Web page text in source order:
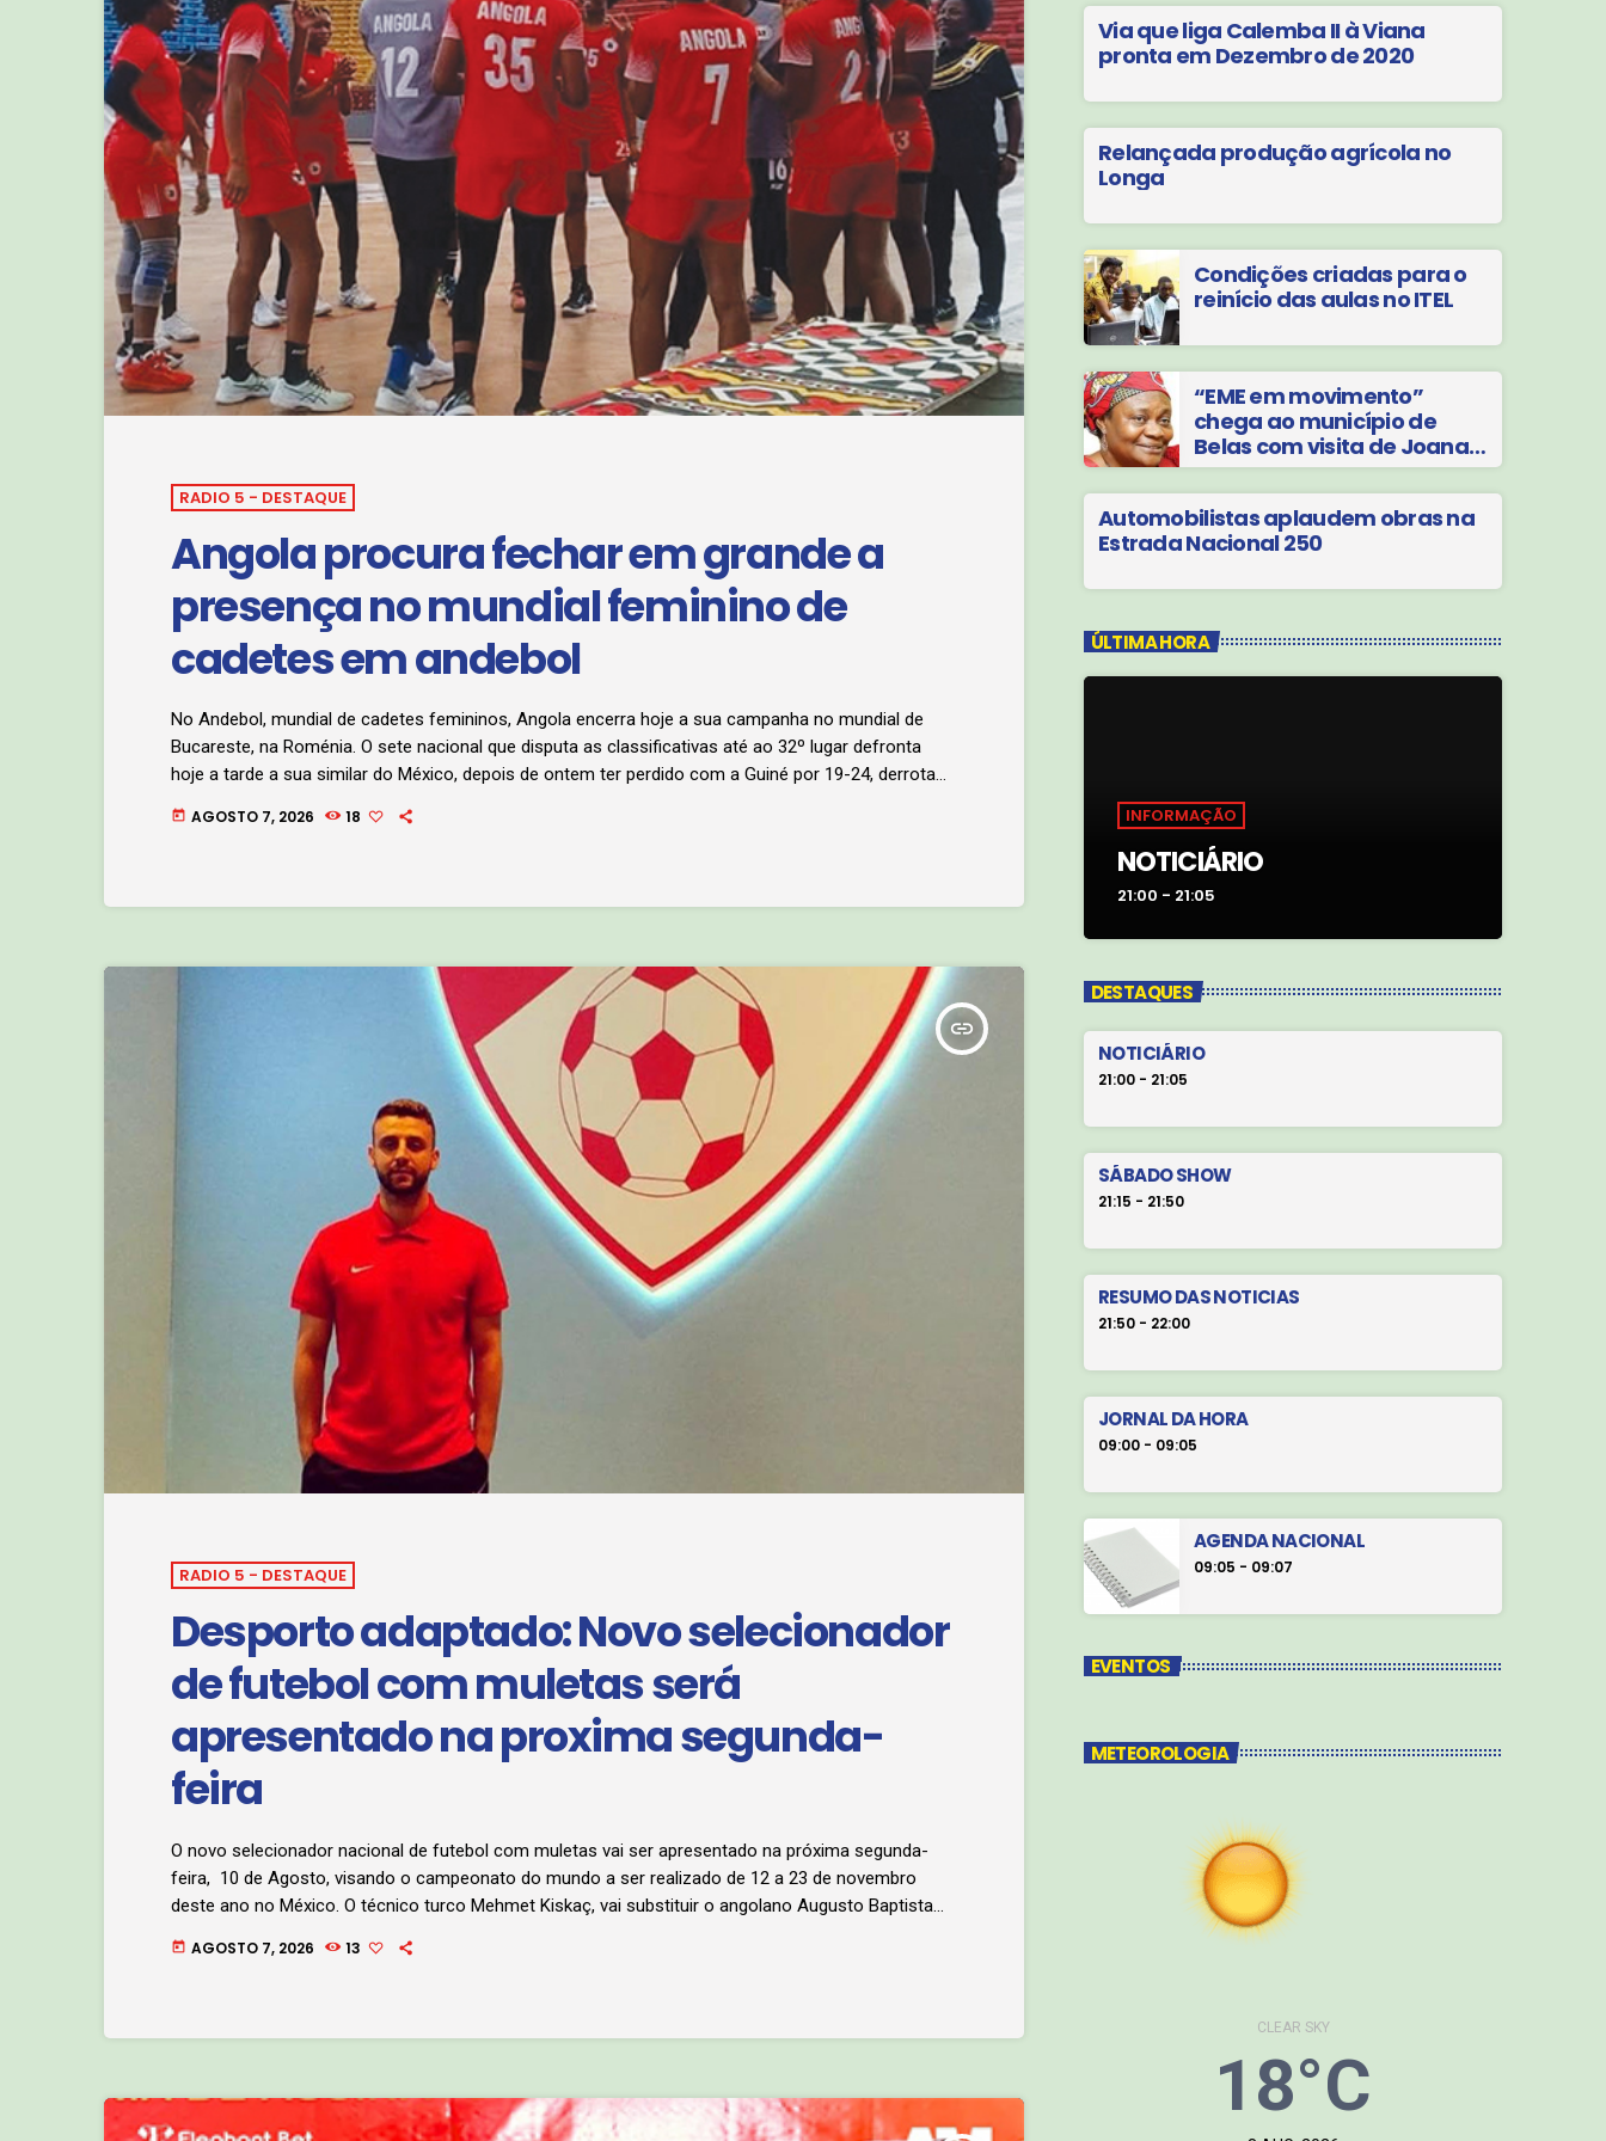
RADIO 5 - DESTAQUE
Angola procura fechar em grande a
presença no mundial feminino de
cadetes em andebol
No Andebol, mundial de cadetes femininos, Angola encerra hoje a sua campanha no mundial de
Bucareste, na Roménia. O sete nacional que disputa as classificativas até ao 32º lugar defronta
hoje a tarde a sua similar do México, depois de ontem ter perdido com a Guiné por 19-24, derrota
26ª posição. Kátia dos Santos, […]
today AGOSTO 7, 2026 18
insert_link
RADIO 5 - DESTAQUE
Desporto adaptado: Novo selecionador
de futebol com muletas será
apresentado na proxima segunda-
feira
O novo selecionador nacional de futebol com muletas vai ser apresentado na próxima segunda-
feira, 10 de Agosto, visando o campeonato do mundo a ser realizado de 12 a 23 de novembro
deste ano no México. O técnico turco Mehmet Kiskaç, vai substituir o angolano Augusto Baptista
complexo da cidadela desportiva em Luanda. Esta será a primeira vez que […]
today AGOSTO 7, 2026 13
Via que liga Calemba II à Viana
pronta em Dezembro de 2020
Relançada produção agrícola no
Longa
Condições criadas para o
reinício das aulas no ITEL
“EME em movimento”
chega ao município de
Belas com visita de Joana
Liana
Automobilistas aplaudem obras na
Estrada Nacional 250
ÚLTIMA HORA
INFORMAÇÃO
NOTICIÁRIO
21:00 - 21:05
DESTAQUES
NOTICIÁRIO
21:00 - 21:05
SÁBADO SHOW
21:15 - 21:50
RESUMO DAS NOTICIAS
21:50 - 22:00
JORNAL DA HORA
09:00 - 09:05
AGENDA NACIONAL
09:05 - 09:07
EVENTOS
METEOROLOGIA
CLEAR SKY
18°C